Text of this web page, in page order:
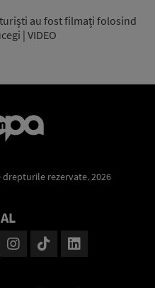
au fost filmați folosind
| VIDEO
rezervate. 2026